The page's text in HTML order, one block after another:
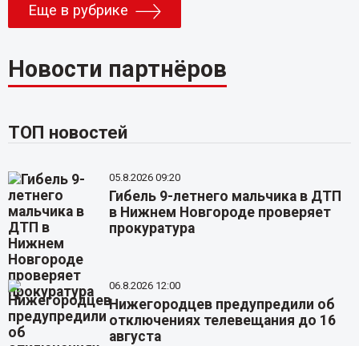
Еще в рубрике
Новости партнёров
ТОП новостей
05.8.2026 09:20
Гибель 9-летнего мальчика в ДТП
в Нижнем Новгороде проверяет
прокуратура
06.8.2026 12:00
Нижегородцев предупредили об
отключениях телевещания до 16
августа